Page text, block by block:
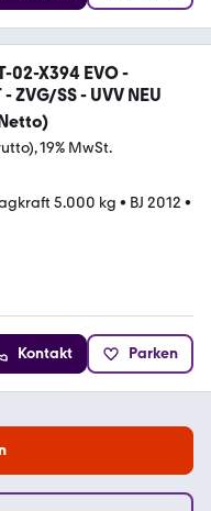
02-X394 EVO -
- ZVG/SS - UVV NEU
19% MwSt.
5.000 kg • BJ 2012 •
Kontakt Parken